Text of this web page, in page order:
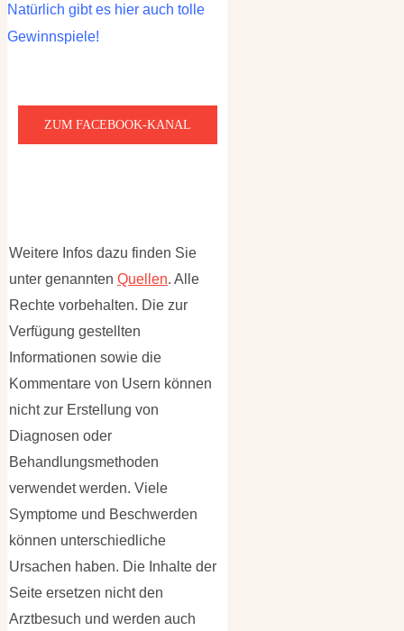
Natürlich gibt es hier auch tolle
Gewinnspiele!
ZUM FACEBOOK-KANAL
Weitere Infos dazu finden Sie
unter genannten Quellen. Alle
Rechte vorbehalten. Die zur
Verfügung gestellten
Informationen sowie die
Kommentare von Usern können
nicht zur Erstellung von
Diagnosen oder
Behandlungsmethoden
verwendet werden. Viele
Symptome und Beschwerden
können unterschiedliche
Ursachen haben. Die Inhalte der
Seite ersetzen nicht den
Arztbesuch und werden auch